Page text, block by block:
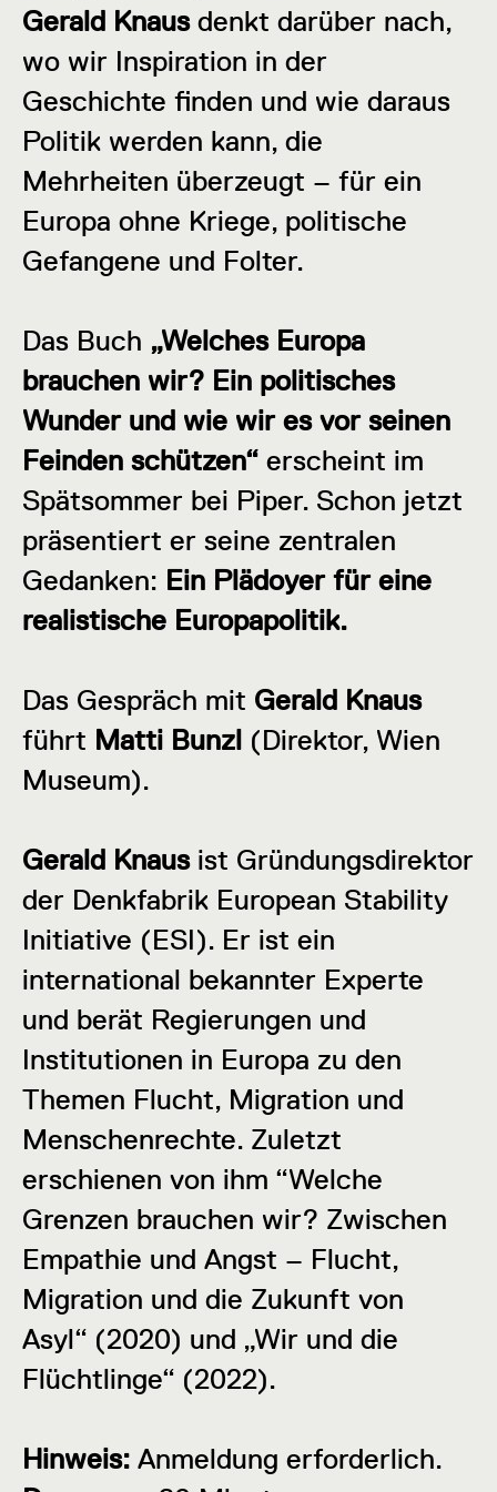
Gerald Knausdenkt darüber nach,
wo wir Inspiration in der
Geschichte finden und wie daraus
Politik werden kann, die
Mehrheiten überzeugt – für ein
Europa ohne Kriege, politische
Gefangene und Folter.
Das Buch „Welches Europa
brauchen wir? Ein politisches
Wunder und wie wir es vor seinen
Feinden schützen“ erscheint im
Spätsommer bei Piper. Schon jetzt
präsentiert er seine zentralen
Gedanken: Ein Plädoyer für eine
realistische Europapolitik.
Das Gespräch mit Gerald Knaus
führt Matti Bunzl (Direktor, Wien
Museum).
Gerald Knausist Gründungsdirektor
der Denkfabrik European Stability
Initiative (ESI). Er ist ein
international bekannter Experte
und berät Regierungen und
Institutionen in Europa zu den
Themen Flucht, Migration und
Menschenrechte. Zuletzt
erschienen von ihm “Welche
Grenzen brauchen wir? Zwischen
Empathie und Angst – Flucht,
Migration und die Zukunft von
Asyl“ (2020) und „Wir und die
Flüchtlinge“ (2022).
Hinweis: Anmeldung erforderlich.